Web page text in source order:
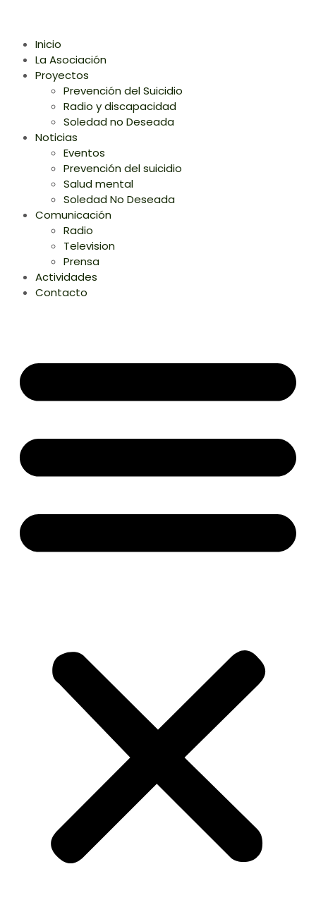
Inicio
La Asociación
Proyectos
Prevención del Suicidio
Radio y discapacidad
Soledad no Deseada
Noticias
Eventos
Prevención del suicidio
Salud mental
Soledad No Deseada
Comunicación
Radio
Television
Prensa
Actividades
Contacto